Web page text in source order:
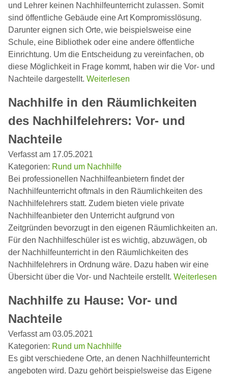
und Lehrer keinen Nachhilfeunterricht zulassen. Somit
sind öffentliche Gebäude eine Art Kompromisslösung.
Darunter eignen sich Orte, wie beispielsweise eine
Schule, eine Bibliothek oder eine andere öffentliche
Einrichtung. Um die Entscheidung zu vereinfachen, ob
diese Möglichkeit in Frage kommt, haben wir die Vor- und
Nachteile dargestellt. Weiterlesen
Nachhilfe in den Räumlichkeiten
des Nachhilfelehrers: Vor- und
Nachteile
Verfasst am 17.05.2021
Kategorien: Rund um Nachhilfe
Bei professionellen Nachhilfeanbietern findet der
Nachhilfeunterricht oftmals in den Räumlichkeiten des
Nachhilfelehrers statt. Zudem bieten viele private
Nachhilfeanbieter den Unterricht aufgrund von
Zeitgründen bevorzugt in den eigenen Räumlichkeiten an.
Für den Nachhilfeschüler ist es wichtig, abzuwägen, ob
der Nachhilfeunterricht in den Räumlichkeiten des
Nachhilfelehrers in Ordnung wäre. Dazu haben wir eine
Übersicht über die Vor- und Nachteile erstellt. Weiterlesen
Nachhilfe zu Hause: Vor- und
Nachteile
Verfasst am 03.05.2021
Kategorien: Rund um Nachhilfe
Es gibt verschiedene Orte, an denen Nachhilfeunterricht
angeboten wird. Dazu gehört beispielsweise das Eigene